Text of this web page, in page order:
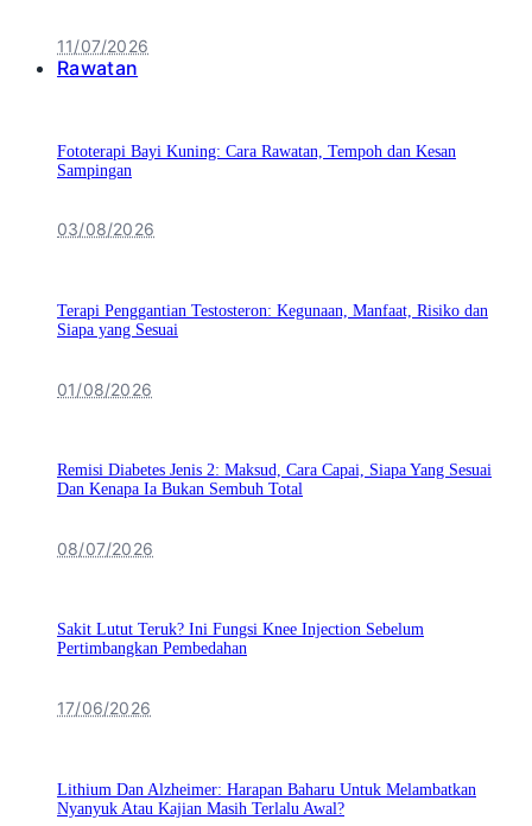
11/07/2026
Rawatan
Fototerapi Bayi Kuning: Cara Rawatan, Tempoh dan Kesan
Sampingan
03/08/2026
Terapi Penggantian Testosteron: Kegunaan, Manfaat, Risiko dan
Siapa yang Sesuai
01/08/2026
Remisi Diabetes Jenis 2: Maksud, Cara Capai, Siapa Yang Sesuai
Dan Kenapa Ia Bukan Sembuh Total
08/07/2026
Sakit Lutut Teruk? Ini Fungsi Knee Injection Sebelum
Pertimbangkan Pembedahan
17/06/2026
Lithium Dan Alzheimer: Harapan Baharu Untuk Melambatkan
Nyanyuk Atau Kajian Masih Terlalu Awal?